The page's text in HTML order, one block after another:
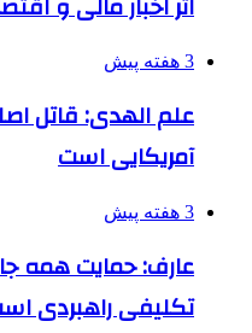
3 هفته پیش
علم الهدی: قاتل
آمریکایی است
3 هفته پیش
عارف: حمایت همه
تکلیفی راهبردی